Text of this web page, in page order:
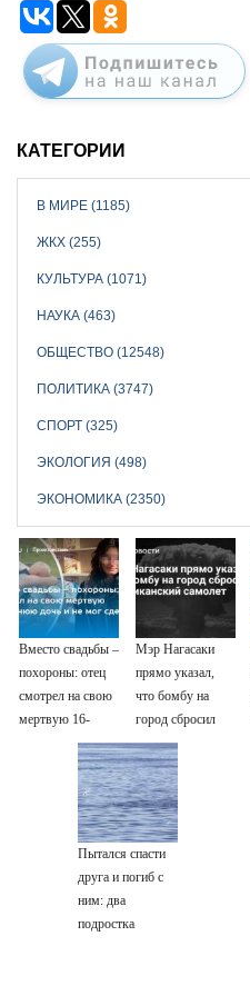
КАТЕГОРИИ
В МИРЕ (1185)
ЖКХ (255)
КУЛЬТУРА (1071)
НАУКА (463)
ОБЩЕСТВО (12548)
ПОЛИТИКА (3747)
СПОРТ (325)
ЭКОЛОГИЯ (498)
ЭКОНОМИКА (2350)
Вместо свадьбы –
похороны: отец
смотрел на свою
мертвую 16-
летнюю дочь и не
мог сдержать
Мэр Нагасаки
прямо указал,
что бомбу на
город сбросил
американский
самолет
Пытался спасти
друга и погиб с
ним: два
подростка